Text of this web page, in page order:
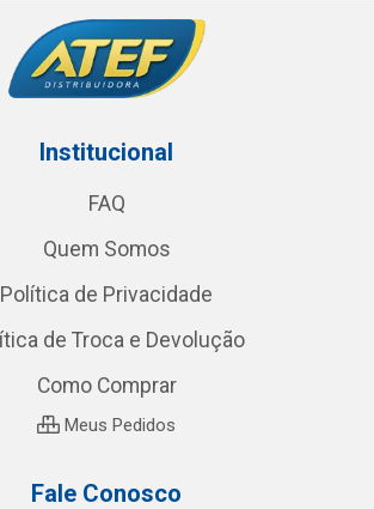
Institucional
FAQ
Quem Somos
Política de Privacidade
de Troca e Devolução
Como Comprar
Meus Pedidos
Fale Conosco